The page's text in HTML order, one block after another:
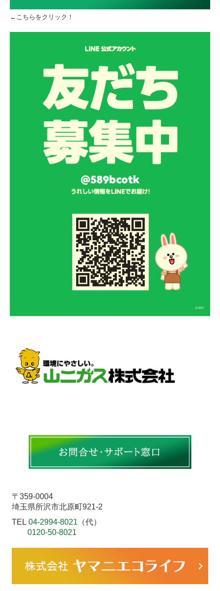
新着・チラシ情報
ヤマニチラシ
ガス機器 取扱商品一覧
生活お役立ち情報 LINE配信中！
補助金チラシ
緊急のときは・・・
←こちらをクリック！
〒359-0004
埼玉県所沢市北原町921-2
TEL04-2994-8021 （代）
0120-50-8021